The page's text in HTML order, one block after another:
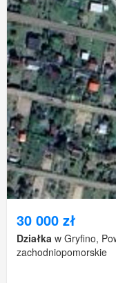
30 000 zł
Działka w Gryfino,
zachodniopomorskie